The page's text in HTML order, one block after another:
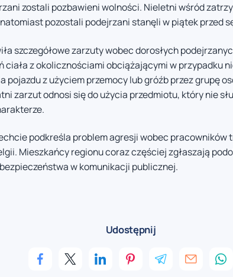
zostali pozbawieni wolności. Nieletni wśród
pozostali podejrzani stanęli w piątek przed
szczegółowe zarzuty wobec dorosłych
ciała z okolicznościami obciążającymi w przypadku
pojazdu z użyciem przemocy lub gróźb przez grupę
zarzut odnosi się do użycia przedmiotu, który nie
podkreśla problem agresji wobec
Mieszkańcy regionu coraz częściej zgłaszają
w komunikacji publicznej.
Udostępnij